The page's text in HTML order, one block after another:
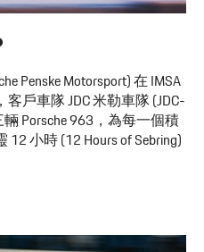
Penske Motorsport) 在 IMSA
戶車隊 JDC 米勒車隊 (JDC-
Porsche 963，為每一個積
小時 (12 Hours of Sebring)